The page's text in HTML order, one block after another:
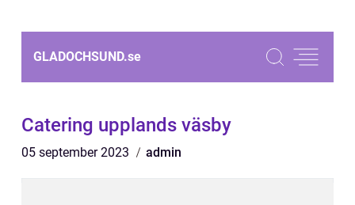
GLADOCHSUND.se
Catering upplands väsby
05 september 2023 admin